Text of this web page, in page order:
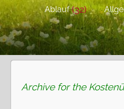
Ablauf(32)
Archive for the